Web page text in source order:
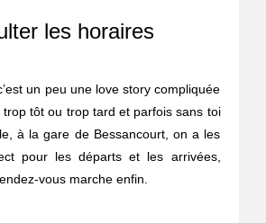
les horaires
un peu une love story compliquée
tôt ou trop tard et parfois sans toi
à la gare de Bessancourt, on a les
pour les départs et les arrivées,
vous marche enfin.